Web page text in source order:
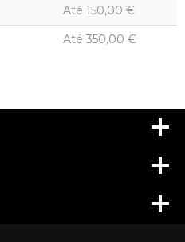
Até 150,00 €
Até 350,00 €